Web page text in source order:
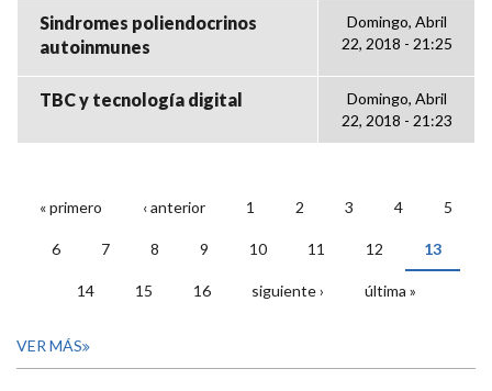
Sindromes poliendocrinos
autoinmunes
Domingo, Abril
22, 2018 - 21:25
TBC y tecnología digital
Domingo, Abril
22, 2018 - 21:23
PÁGINAS
« primero ‹ anterior 1 2 3 4 5
6 7 8 9 10 11 12 13
14 15 16 siguiente › última »
VER MÁS